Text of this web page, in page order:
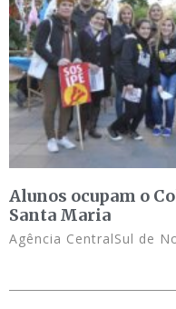
Alunos ocupam o
Santa Maria
Agência CentralSul de